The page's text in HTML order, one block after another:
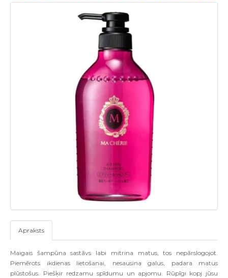
Apraksts
Maigais šampūna sastāvs labi mitrina matus, tos nepārslogojot.
Piemērots ikdienas lietošanai, nesausina galus, padara matus
plūstošus. Piešķir redzamu spīdumu un apjomu. Rūpīgi kopj jūsu